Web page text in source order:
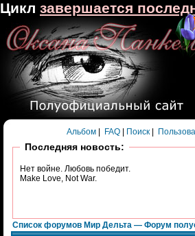
Альбом FAQ Поиск
Последняя новость:
Нет войне. Любовь победит.
Make Love, Not War.
Список форумов Мир Дельта — Форум
Цикл завершается